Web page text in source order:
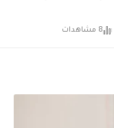
8 مشاهدات